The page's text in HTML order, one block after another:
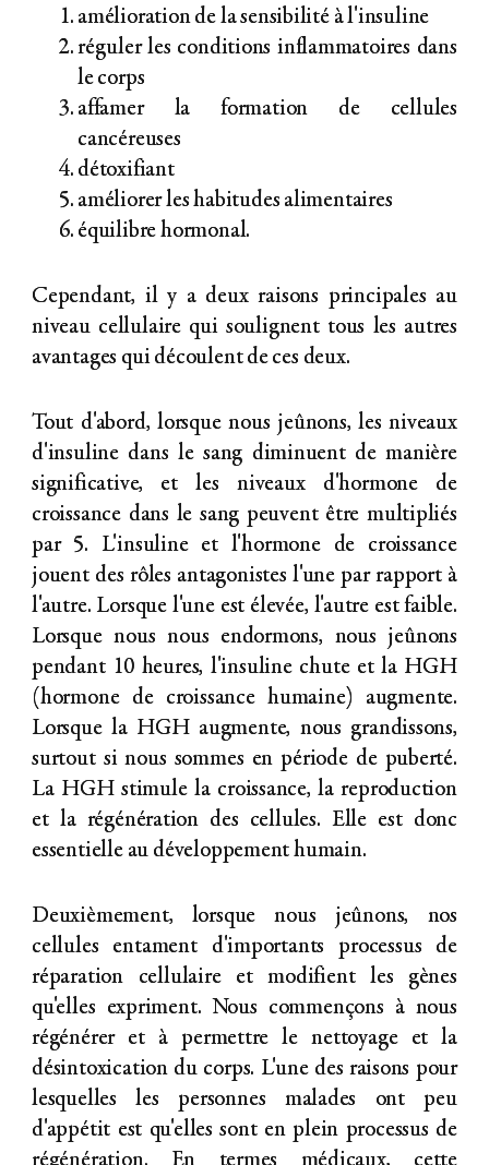
amélioration de la sensibilité à l'insuline
réguler les conditions inflammatoires dans
le corps
affamer la formation de cellules
cancéreuses
détoxifiant
améliorer les habitudes alimentaires
équilibre hormonal.
Cependant, il y a deux raisons principales au
niveau cellulaire qui soulignent tous les autres
avantages qui découlent de ces deux.
Tout d'abord, lorsque nous jeûnons, les niveaux
d'insuline dans le sang diminuent de manière
significative, et les niveaux d'hormone de
croissance dans le sang peuvent être multipliés
par 5. L'insuline et l'hormone de croissance
jouent des rôles antagonistes l'une par rapport à
l'autre. Lorsque l'une est élevée, l'autre est faible.
Lorsque nous nous endormons, nous jeûnons
pendant 10 heures, l'insuline chute et la HGH
(hormone de croissance humaine) augmente.
Lorsque la HGH augmente, nous grandissons,
surtout si nous sommes en période de puberté.
La HGH stimule la croissance, la reproduction
et la régénération des cellules. Elle est donc
essentielle au développement humain.
Deuxièmement, lorsque nous jeûnons, nos
cellules entament d'importants processus de
réparation cellulaire et modifient les gènes
qu'elles expriment. Nous commençons à nous
régénérer et à permettre le nettoyage et la
désintoxication du corps. L'une des raisons pour
lesquelles les personnes malades ont peu
d'appétit est qu'elles sont en plein processus de